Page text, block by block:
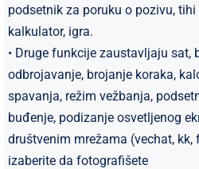
podsetnik za poruku o pozivu,
kalkulator, igra.
• Druge funkcije zaustavljaju sat,
odbrojavanje, brojanje koraka,
spavanja, režim vežbanja,
buđenje, podizanje osvetljenog
društvenim mrežama (vechat, kk,
izaberite da fotografišete